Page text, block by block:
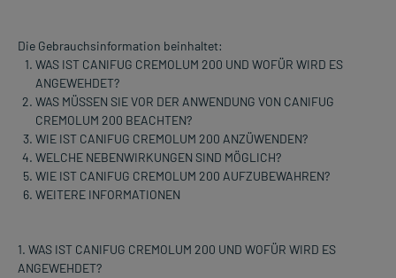
Die Gebrauchsinformation beinhaltet:
WAS IST CANIFUG CREMOLUM 200 UND WOFÜR WIRD ES
ANGEWEHDET?
WAS MÜSSEN SIE VOR DER ANWENDUNG VON CANIFUG
CREMOLUM 200 BEACHTEN?
WIE IST CANIFUG CREMOLUM 200 ANZÜWENDEN?
WELCHE NEBENWIRKUNGEN SIND MÖGLICH?
WIE IST CANIFUG CREMOLUM 200 AUFZUBEWAHREN?
WEITERE INFORMATIONEN
1. WAS IST CANIFUG CREMOLUM 200 UND WOFÜR WIRD ES
ANGEWEHDET?